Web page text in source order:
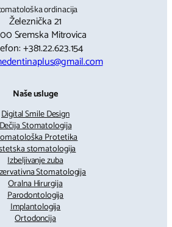
ordinacija
Železnička 21
Sremska Mitrovica
+381.22.623.154
Naše usluge
Digital Smile Design
Stomatologija
Protetika
stomatologija
Izbeljivanje zuba
Stomatologija
Oralna Hirurgija
Parodontologija
Implantologija
Ortodoncija